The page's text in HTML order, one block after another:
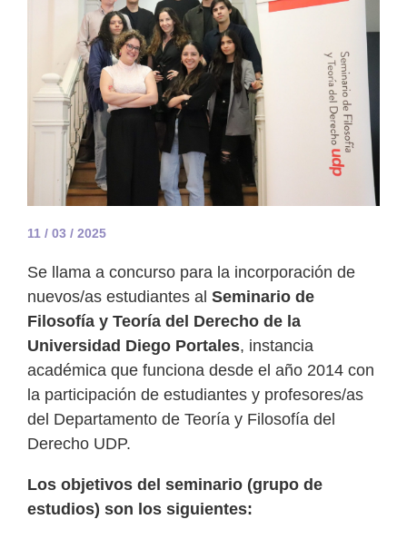
11 / 03 / 2025
Se llama a concurso para la incorporación de
nuevos/as estudiantes al Seminario de
Filosofía y Teoría del Derecho de la
Universidad Diego Portales, instancia
académica que funciona desde el año 2014 con
la participación de estudiantes y profesores/as
del Departamento de Teoría y Filosofía del
Derecho UDP.
Los objetivos del seminario (grupo de
estudios) son los siguientes: